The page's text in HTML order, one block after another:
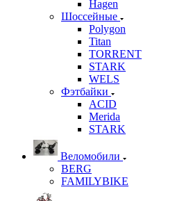
Hagen
Шоссейные
Polygon
Titan
TORRENT
STARK
WELS
Фэтбайки
ACID
Merida
STARK
Веломобили
BERG
FAMILYBIKE